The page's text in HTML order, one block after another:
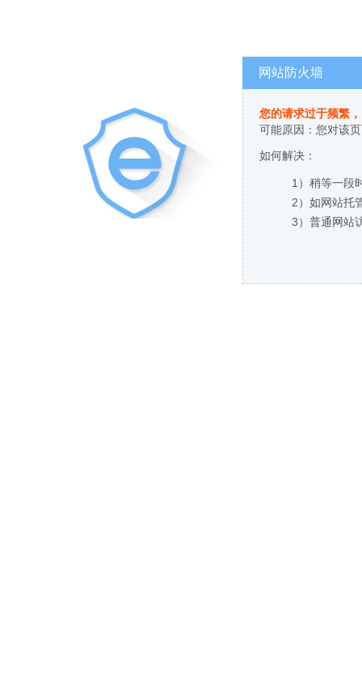
网站防火墙
您的请求过于频繁
可能原因：您对该
如何解决：
1）稍等一段
2）如网站托
3）普通网站